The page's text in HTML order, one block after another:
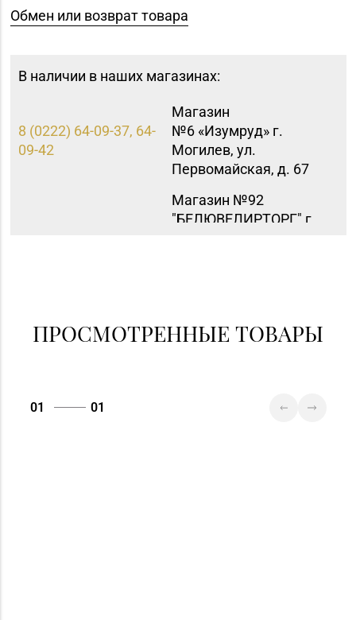
Обмен или возврат товара
В наличии в наших магазинах:
8 (0222) 64-09-37, 64-
09-42
Магазин
№6 «Изумруд» г.
Могилев, ул.
Первомайская, д. 67
Магазин №92
"БЕЛЮВЕЛИРТОРГ" г.
ПРОСМОТРЕННЫЕ ТОВАРЫ
01 01